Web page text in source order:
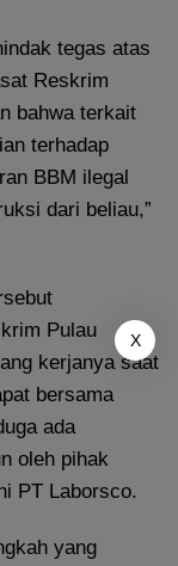
tegas atas
Reskrim
bahwa terkait
terhadap
BBM ilegal
dari beliau,”
Pulau
kerjanya saat
bersama
ada
oleh pihak
PT Laborsco.
yang
X